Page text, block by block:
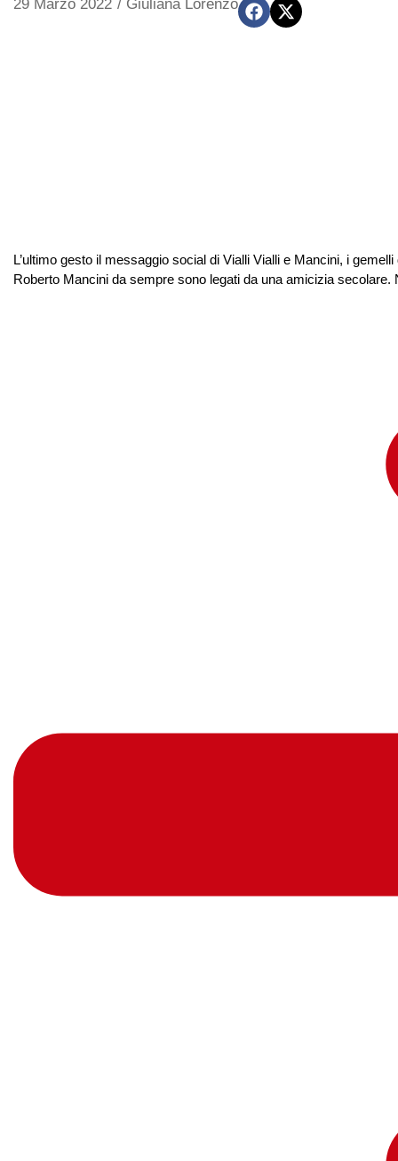
29 Marzo 2022 / Giuliana Lorenzo
L’ultimo gesto il messaggio social di Vialli Vialli e Mancini, i
Roberto Mancini da sempre sono legati da una amicizia